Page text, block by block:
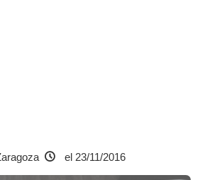
el 23/11/2016